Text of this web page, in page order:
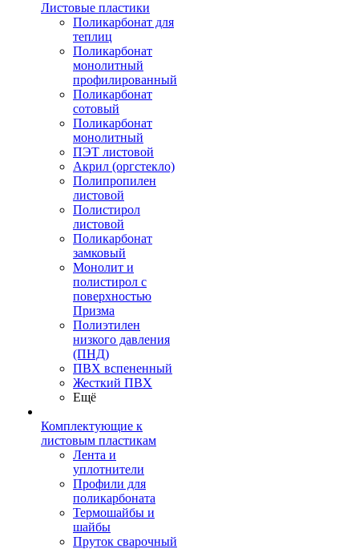
Листовые пластики
Поликарбонат для
теплиц
Поликарбонат
монолитный
профилированный
Поликарбонат
сотовый
Поликарбонат
монолитный
ПЭТ листовой
Акрил (оргстекло)
Полипропилен
листовой
Полистирол
листовой
Поликарбонат
замковый
Монолит и
полистирол с
поверхностью
Призма
Полиэтилен
низкого давления
(ПНД)
ПВХ вспененный
Жесткий ПВХ
Ещё
Комплектующие к
листовым пластикам
Лента и
уплотнители
Профили для
поликарбоната
Термошайбы и
шайбы
Пруток сварочный